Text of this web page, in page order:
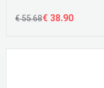
€ 55.68€ 38.90